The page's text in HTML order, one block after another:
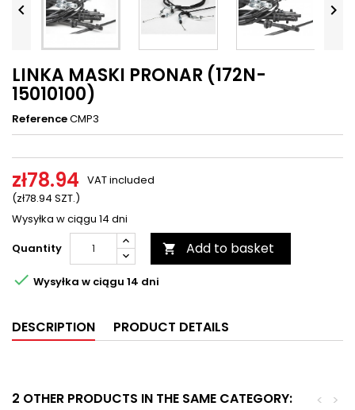
 
 
LINKA MASKI PRONAR (172N-
15010100)
ReferenceCMP3
zł78.94
(zł78.94 SZT.)
VAT included
Wysyłka w ciągu 14 dni
Quantity
 Add to basket
 Wysyłka w ciągu 14 dni
DESCRIPTION PRODUCT DETAILS
2 OTHER PRODUCTS IN THE SAME CATEGORY: >
<